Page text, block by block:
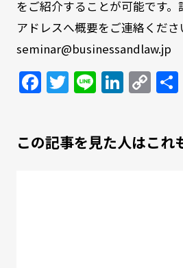
をご紹介することが可能です
アドレスへ概要をご連絡くださ
seminar@businessandlaw.jp
Facebook
Twitter
Line
この記事を見た人はこれ